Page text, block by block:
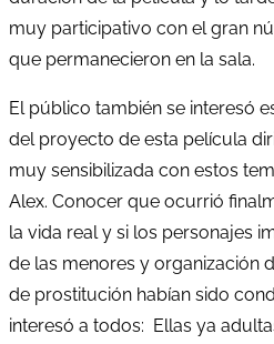
muy participativo con el gran
que permanecieron en la sala.
El público también se interesó
del proyecto de esta película
muy sensibilizada con estos
Alex. Conocer que ocurrió
la vida real y si los personajes
de las menores y organización
de prostitución habían sido
interesó a todos: Ellas ya